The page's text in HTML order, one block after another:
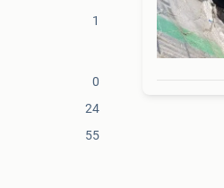
1
0
24
55